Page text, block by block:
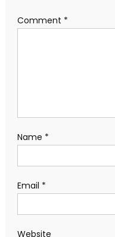
Comment *
Name *
Email *
Website